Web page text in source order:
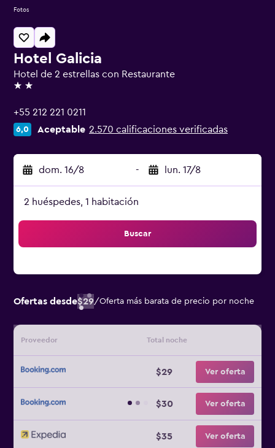
Hotel Galicia
Hotel de 2 estrellas con Restaurante
2 estrellas
+55 212 221 0211
6,0 Aceptable 2.570 calificaciones verificadas
dom. 16/8 - lun. 17/8
2 huéspedes, 1 habitación
Buscar
Ofertas desde$29/Oferta más barata de precio por noche
Proveedor Total noche
$29 Ver oferta
$30 Ver oferta
$35 Ver oferta
Fotos